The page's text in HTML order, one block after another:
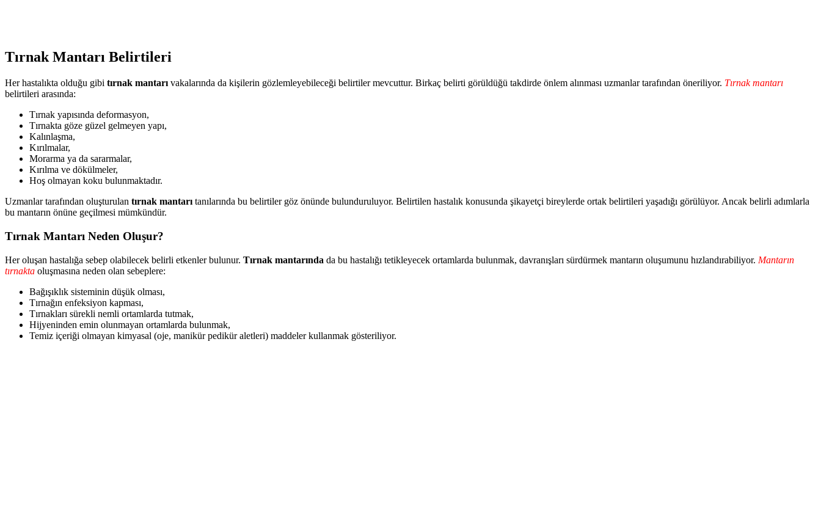
Tırnak Mantarı Belirtileri
Her hastalıkta olduğu gibi tırnak mantarı vakalarında da kişilerin gözlemleyebileceği belirtiler mevcuttur. Birkaç belirti görüldüğü takdirde önlem alınması uzmanlar tarafından öneriliyor. Tırnak mantarı
belirtileri arasında:
Tırnak yapısında deformasyon,
Tırnakta göze güzel gelmeyen yapı,
Kalınlaşma,
Kırılmalar,
Morarma ya da sararmalar,
Kırılma ve dökülmeler,
Hoş olmayan koku bulunmaktadır.
Uzmanlar tarafından oluşturulan tırnak mantarı tanılarında bu belirtiler göz önünde bulunduruluyor. Belirtilen hastalık konusunda şikayetçi bireylerde ortak belirtileri yaşadığı görülüyor. Ancak belirli adımlarla
bu mantarın önüne geçilmesi mümkündür.
Tırnak Mantarı Neden Oluşur?
Her oluşan hastalığa sebep olabilecek belirli etkenler bulunur. Tırnak mantarında da bu hastalığı tetikleyecek ortamlarda bulunmak, davranışları sürdürmek mantarın oluşumunu hızlandırabiliyor. Mantarın
tırnakta oluşmasına neden olan sebeplere:
Bağışıklık sisteminin düşük olması,
Tırnağın enfeksiyon kapması,
Tırnakları sürekli nemli ortamlarda tutmak,
Hijyeninden emin olunmayan ortamlarda bulunmak,
Temiz içeriği olmayan kimyasal (oje, manikür pedikür aletleri) maddeler kullanmak gösteriliyor.